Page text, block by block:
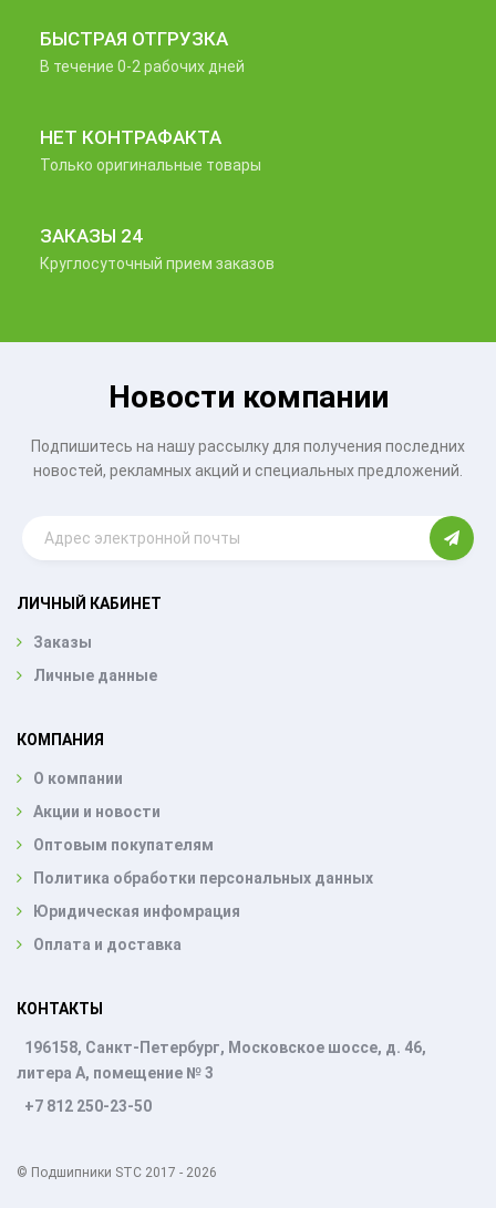
БЫСТРАЯ ОТГРУЗКА
В течение 0-2 рабочих дней
НЕТ КОНТРАФАКТА
Только оригинальные товары
ЗАКАЗЫ 24
Круглосуточный прием заказов
Новости компании
Подпишитесь на нашу рассылку для получения последних
новостей, рекламных акций и специальных предложений.
ЛИЧНЫЙ КАБИНЕТ
Заказы
Личные данные
КОМПАНИЯ
О компании
Акции и новости
Оптовым покупателям
Политика обработки персональных данных
Юридическая инфомрация
Оплата и доставка
КОНТАКТЫ
196158, Санкт-Петербург, Московское шоссе, д. 46,
литера А, помещение № 3
+7 812 250-23-50
© Подшипники STC 2017 - 2026